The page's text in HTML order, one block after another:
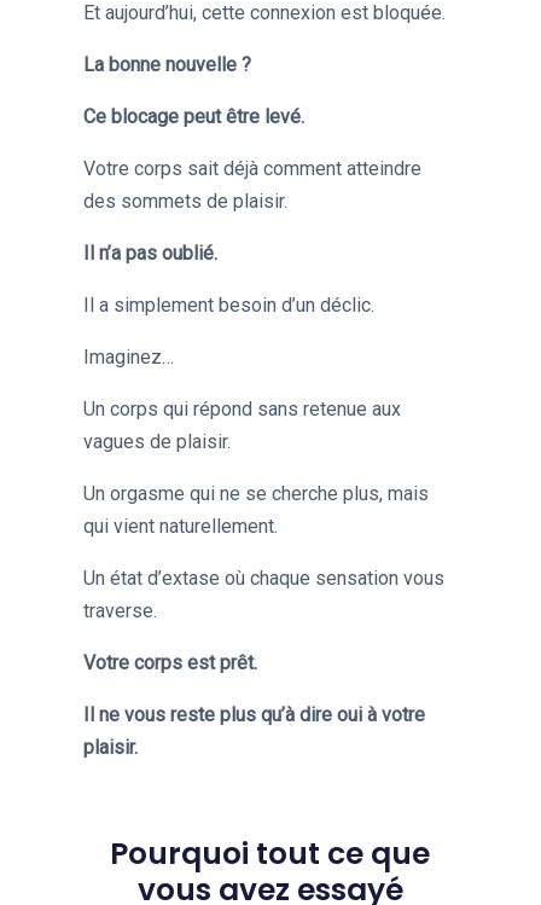
Et aujourd’hui, cette connexion est bloquée.
La bonne nouvelle ?
Ce blocage peut être levé.
Votre corps sait déjà comment atteindre
des sommets de plaisir.
Il n’a pas oublié.
Il a simplement besoin d’un déclic.
Imaginez…
Un corps qui répond sans retenue aux
vagues de plaisir.
Un orgasme qui ne se cherche plus, mais
qui vient naturellement.
Un état d’extase où chaque sensation vous
traverse.
Votre corps est prêt.
Il ne vous reste plus qu’à dire oui à votre
plaisir.
Pourquoi tout ce que
vous avez essayé